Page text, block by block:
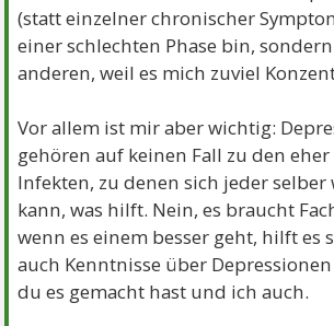
(statt einzelner chronischer
einer schlechten Phase bin,
anderen, weil es mich zuviel
Vor allem ist mir aber wichtig:
gehören auf keinen Fall zu den
Infekten, zu denen sich jeder selber
kann, was hilft. Nein, es braucht
wenn es einem besser geht, hilft es
auch Kenntnisse über
du es gemacht hast und ich auch.